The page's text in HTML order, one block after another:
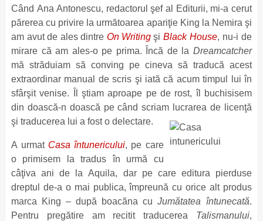
Când Ana Antonescu, redactorul şef al Editurii, mi-a cerut
părerea cu privire la următoarea apariţie King la Nemira şi
am avut de ales dintre On Writing şi Black House, nu-i de
mirare că am ales-o pe prima. Încă de la Dreamcatcher
mă străduiam să conving pe cineva să traducă acest
extraordinar manual de scris şi iată că acum timpul lui în
sfârşit venise. Îl ştiam aproape pe de rost, îl buchisisem
din doască-n doască pe când scriam lucrarea de licenţă
şi traducerea lui a fost o delectare.
A urmat Casa întunericului, pe care
o primisem la tradus în urmă cu
câţiva ani de la Aquila, dar pe care editura pierduse
dreptul de-a o mai publica, împreună cu orice alt produs
marca King – după boacăna cu Jumătatea întunecată.
Pentru pregătire am recitit traducerea Talismanului,